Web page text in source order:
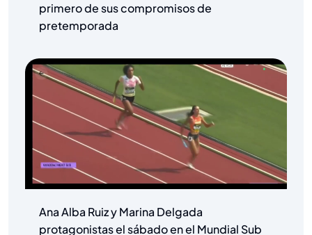
primero de sus compromisos de
pretemporada
Ana Alba Ruiz y Marina Delgada
protagonistas el sábado en el Mundial Sub